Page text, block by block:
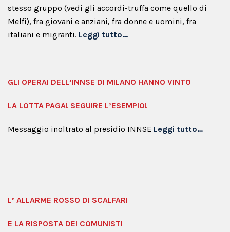
stesso gruppo (vedi gli accordi-truffa come quello di
Melfi), fra giovani e anziani, fra donne e uomini, fra
italiani e migranti. Leggi tutto…
GLI OPERAI DELL’INNSE DI MILANO HANNO VINTO
LA LOTTA PAGA! SEGUIRE L’ESEMPIO!
Messaggio inoltrato al presidio INNSE Leggi tutto…
L’ ALLARME ROSSO DI SCALFARI
E LA RISPOSTA DEI COMUNISTI